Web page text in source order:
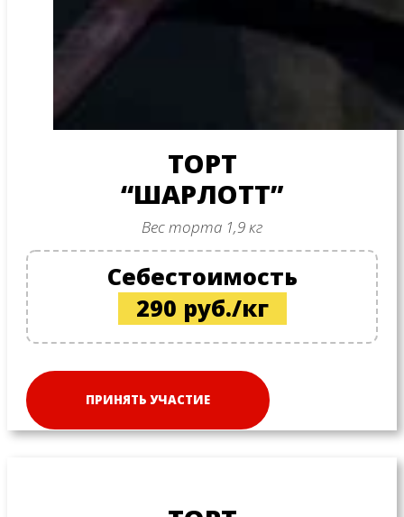
ТОРТ
“ШАРЛОТТ”
Вес торта 1,9 кг
Себестоимость
290 руб./кг
ПРИНЯТЬ УЧАСТИЕ